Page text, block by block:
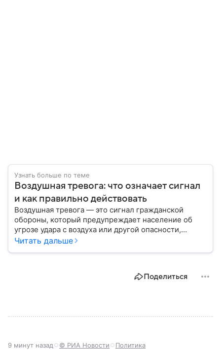
Узнать больше по теме
Воздушная тревога: что означает сигнал
и как правильно действовать
Воздушная тревога — это сигнал гражданской
обороны, который предупреждает население об
угрозе удара с воздуха или другой опасности,
требующей немедленного укрытия. В последние
объявления. В материале рассказываем, что
Читать дальше
Поделиться
9 минут назад © РИА Новости Политика